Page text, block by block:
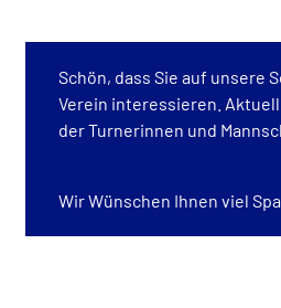
Schön, dass Sie auf unsere
Verein interessieren.
der Turnerinnen und
Wir Wünschen Ihnen viel